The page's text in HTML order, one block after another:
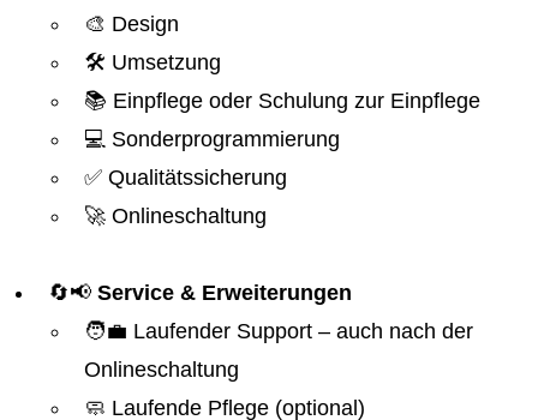
🎨 Design
🛠️ Umsetzung
📚 Einpflege oder Schulung zur Einpflege
💻 Sonderprogrammierung
✅ Qualitätssicherung
🚀 Onlineschaltung
🔄📢 Service & Erweiterungen
🧑‍💼 Laufender Support – auch nach der
Onlineschaltung
🧼 Laufende Pflege (optional)